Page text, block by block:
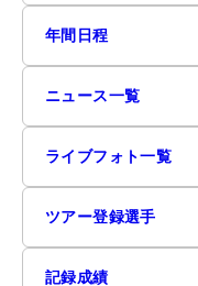
年間日程
ニュース一覧
ライブフォト一覧
ツアー登録選手
記録成績